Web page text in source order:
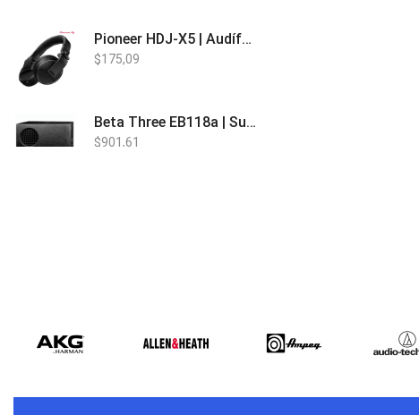
Pioneer HDJ-X5 | Audífonos para DJ
$175,09
Beta Three EB118a | Sub Bajo Activo
$901,61